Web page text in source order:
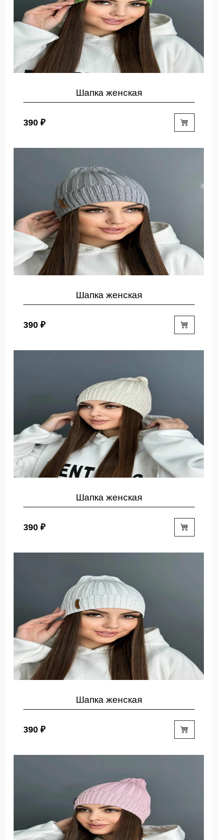
Шапка женская
390 ₽
Шапка женская
390 ₽
Шапка женская
390 ₽
Шапка женская
390 ₽